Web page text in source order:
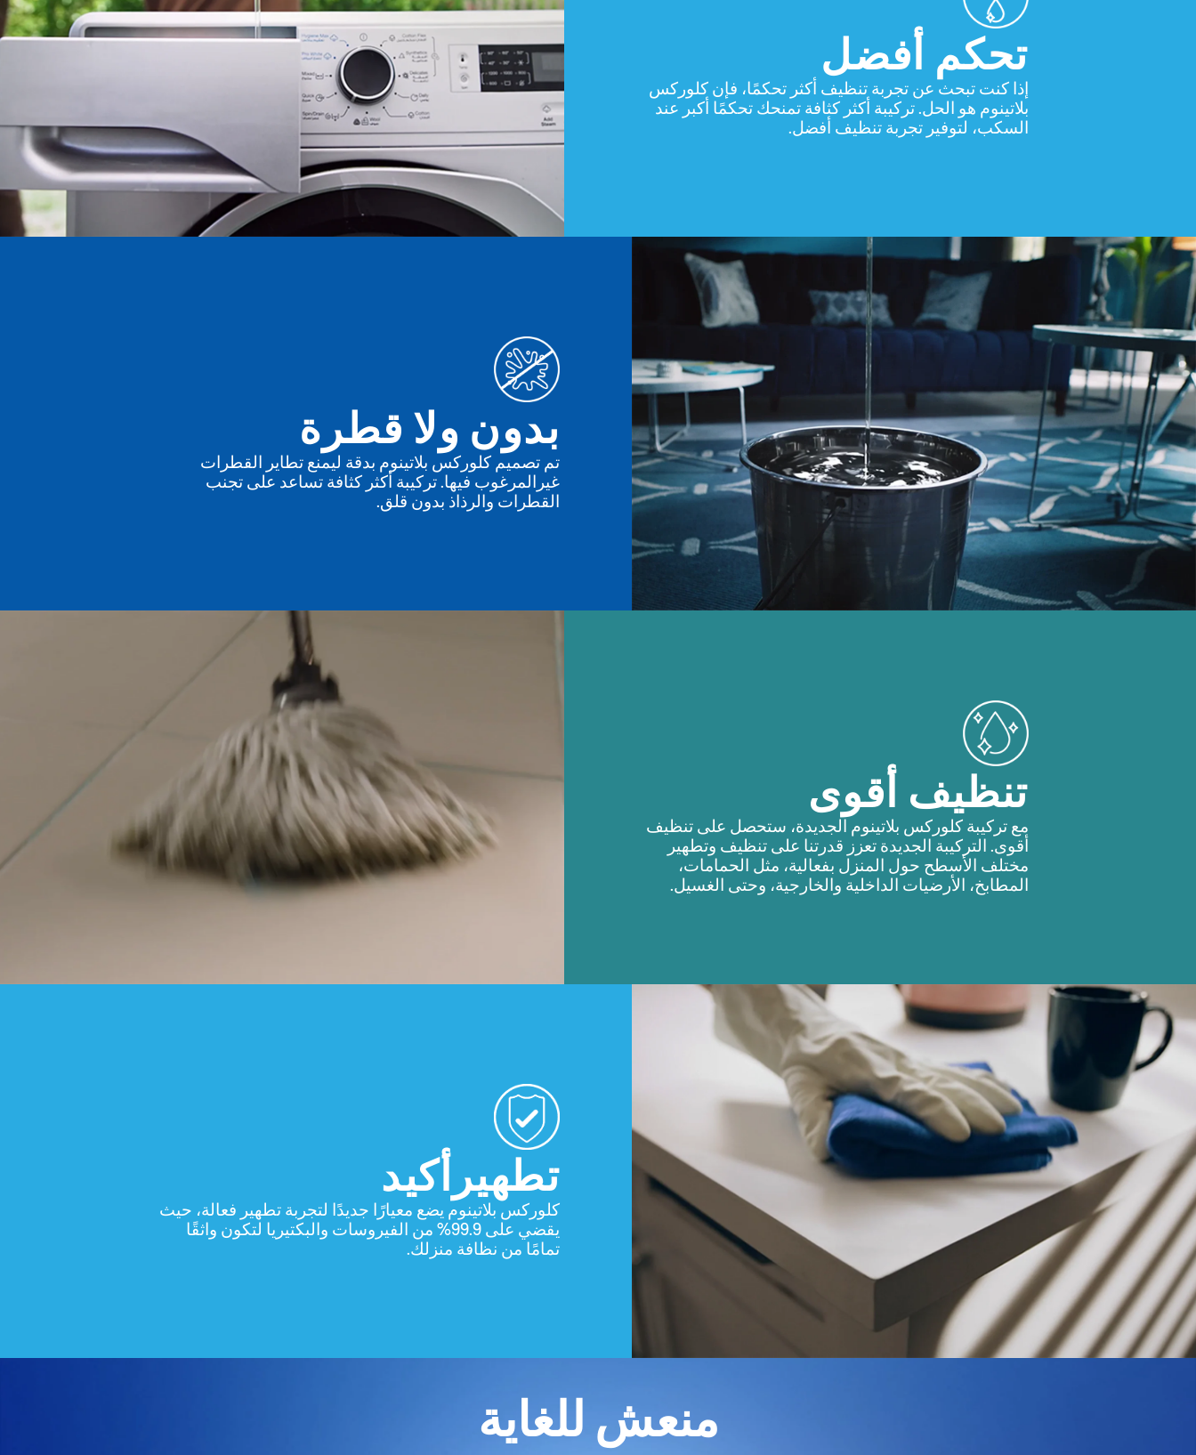
تحكم أفضل
إذا كنت تبحث عن تجربة تنظيف أكثر تحكمًا، فإن كلوركس
بلاتينوم هو الحل. تركيبة أكثر كثافة تمنحك تحكمًا أكبر عند
السكب، لتوفير تجربة تنظيف أفضل.
بدون ولا قطرة
تم تصميم كلوركس بلاتينوم بدقة ليمنع تطاير القطرات
غيرالمرغوب فيها. تركيبة أكثر كثافة تساعد على تجنب
القطرات والرذاذ بدون قلق.
تنظيف أقوى
مع تركيبة كلوركس بلاتينوم الجديدة، ستحصل على تنظيف
أقوى. التركيبة الجديدة تعزز قدرتنا على تنظيف وتطهير
مختلف الأسطح حول المنزل بفعالية، مثل الحمامات،
المطابخ، الأرضيات الداخلية والخارجية، وحتى الغسيل.
تطهيرأكيد
كلوركس بلاتينوم يضع معيارًا جديدًا لتجربة تطهير فعالة، حيث
يقضي على 9.99% من الفيروسات والبكتيريا لتكون واثقًا
تمامًا من نظافة منزلك.
منعش للغاية